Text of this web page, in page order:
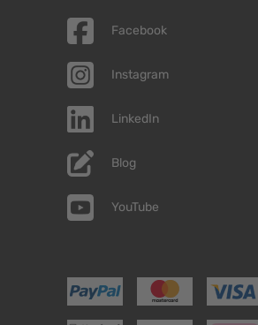
Facebook
Instagram
LinkedIn
Blog
YouTube